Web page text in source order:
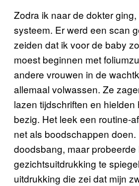
Zodra ik naar de dokter
systeem. Er werd een scan
zeiden dat ik voor de baby
moest beginnen met
andere vrouwen in de
allemaal volwassen. Ze
lazen tijdschriften en hielden
bezig. Het leek een routine-
net als boodschappen doen.
doodsbang, maar probeerde
gezichtsuitdrukking te
uitdrukking die zei dat mijn